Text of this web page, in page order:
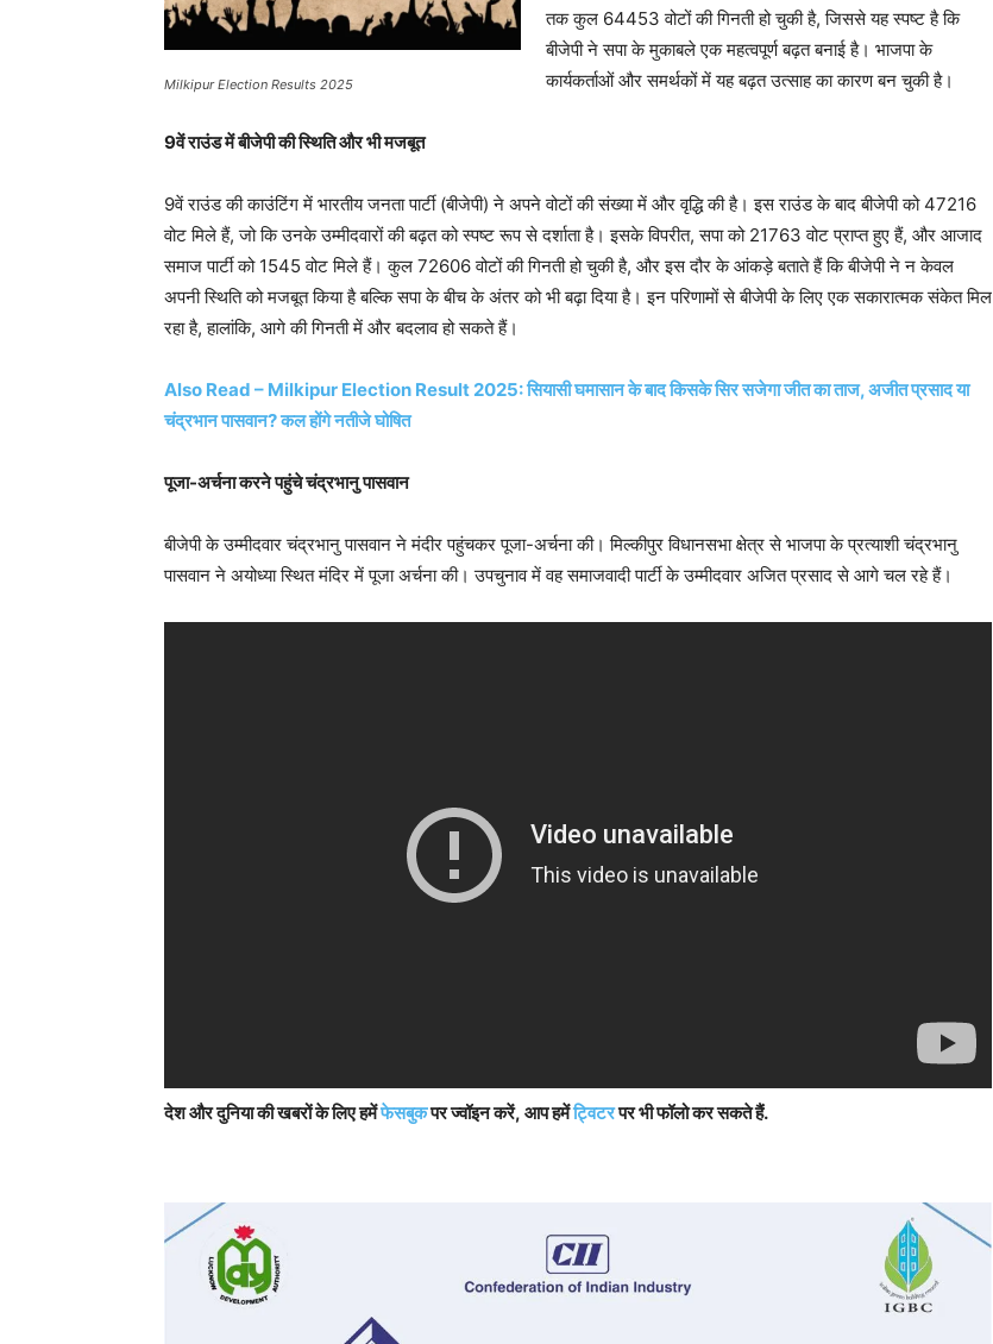
Milkipur Election Results 2025
तक कुल 64453 वोटों की गिनती हो चुकी है, जिससे यह स्पष्ट है कि
बीजेपी ने सपा के मुकाबले एक महत्वपूर्ण बढ़त बनाई है। भाजपा के
कार्यकर्ताओं और समर्थकों में यह बढ़त उत्साह का कारण बन चुकी है।
9वें राउंड में बीजेपी की स्थिति और भी मजबूत
9वें राउंड की काउंटिंग में भारतीय जनता पार्टी (बीजेपी) ने अपने वोटों की संख्या में और वृद्धि की है। इस राउंड के बाद बीजेपी को 47216
वोट मिले हैं, जो कि उनके उम्मीदवारों की बढ़त को स्पष्ट रूप से दर्शाता है। इसके विपरीत, सपा को 21763 वोट प्राप्त हुए हैं, और आजाद
समाज पार्टी को 1545 वोट मिले हैं। कुल 72606 वोटों की गिनती हो चुकी है, और इस दौर के आंकड़े बताते हैं कि बीजेपी ने न केवल
अपनी स्थिति को मजबूत किया है बल्कि सपा के बीच के अंतर को भी बढ़ा दिया है। इन परिणामों से बीजेपी के लिए एक सकारात्मक संकेत मिल
रहा है, हालांकि, आगे की गिनती में और बदलाव हो सकते हैं।
Also Read – Milkipur Election Result 2025: सियासी घमासान के बाद किसके सिर सजेगा जीत का ताज, अजीत प्रसाद या
चंद्रभान पासवान? कल होंगे नतीजे घोषित
पूजा-अर्चना करने पहुंचे चंद्रभानु पासवान
बीजेपी के उम्मीदवार चंद्रभानु पासवान ने मंदीर पहुंचकर पूजा-अर्चना की। मिल्कीपुर विधानसभा क्षेत्र से भाजपा के प्रत्याशी चंद्रभानु
पासवान ने अयोध्या स्थित मंदिर में पूजा अर्चना की। उपचुनाव में वह समाजवादी पार्टी के उम्मीदवार अजित प्रसाद से आगे चल रहे हैं।
देश और दुनिया की खबरों के लिए हमेंफेसबुकपर ज्वॉइन करें, आप हमेंट्विटरपर भी फॉलो कर सकते हैं.